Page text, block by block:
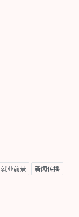
就业前景 新闻传播